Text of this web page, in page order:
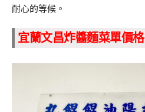
耐心的等候。
宜蘭文昌炸醬麵菜單價格